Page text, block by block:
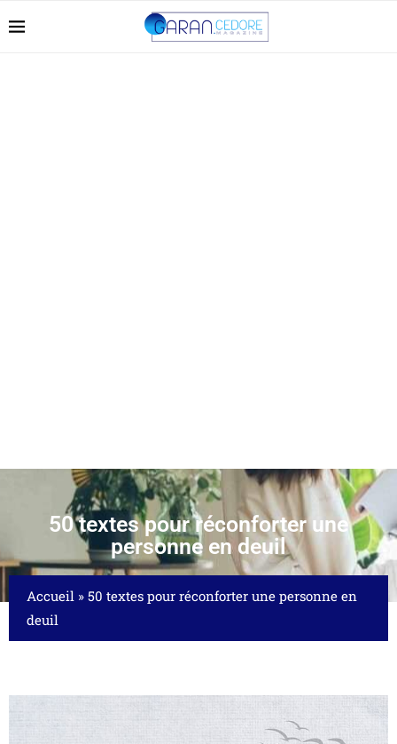
50 textes pour réconforter une
personne en deuil
Accueil » 50 textes pour réconforter une personne en
deuil